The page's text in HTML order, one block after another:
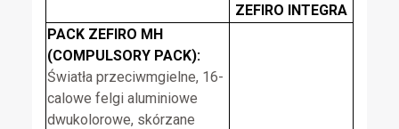
ZEFIRO INTEGRA
PACK ZEFIRO MH
(COMPULSORY PACK):
Światła przeciwmgielne, 16-
calowe felgi aluminiowe
dwukolorowe, skórzane